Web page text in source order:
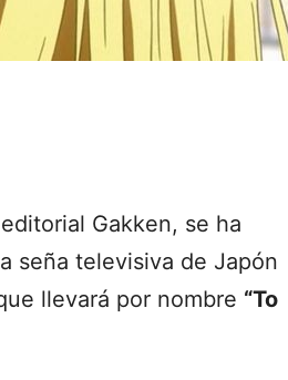
Gakken, se ha
seña televisiva de Japón
llevará por nombre “To